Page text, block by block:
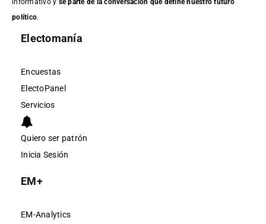
político.
Electomanía
Encuestas
ElectoPanel
Servicios
Quiero ser patrón
Inicia Sesión
EM+
EM-Analytics